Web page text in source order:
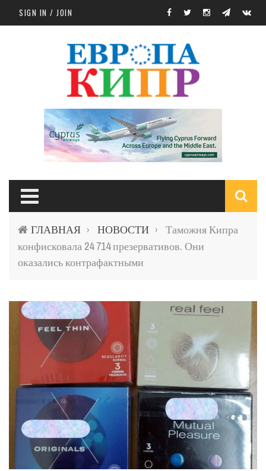
Skip to main content
SIGN IN / JOIN
ГЛАВНАЯ › НОВОСТИ ›
Таможня Кипра
конфисковала 24 714 презервативов. Они
оказались контрафактными